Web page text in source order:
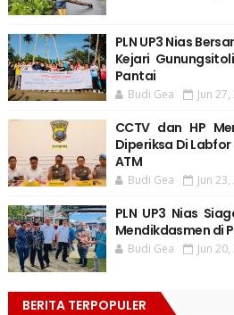
PLN UP3 Nias
Kejari
Pantai
Budi Gea Jun
CCTV dan HP
Diperiksa Di Labfor
ATM
Budi Gea Jun
PLN UP3 Nias
Mendikdasmen di
Budi Gea Jun
BERITA TERPOPULER